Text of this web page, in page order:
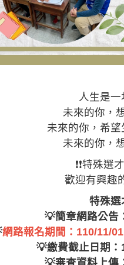
人生是一
未來的你，
未來的你，希望
未來的你，
❗❗特殊
歡迎有興趣
特殊選
💡簡章網路公告
網路報名期間：110/11/
💡繳費截止日期